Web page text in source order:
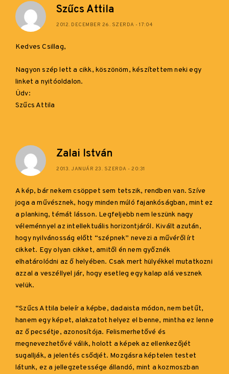
Szűcs Attila
2012. DECEMBER 26. SZERDA - 17:04
Kedves Csillag,
Nagyon szép lett a cikk, köszönöm, készítettem neki egy
linket a nyitóoldalon.
Üdv:
Szűcs Attila
Zalai István
2013. JANUÁR 23. SZERDA - 20:31
A kép, bár nekem csöppet sem tetszik, rendben van. Szíve
joga a művésznek, hogy minden múló fajankóságban, mint ez
a planking, témát lásson. Legfeljebb nem leszünk nagy
véleménnyel az intellektuális horizontjáról. Kivált azután,
hogy nyilvánosság előtt “szépnek” nevezi a művéről írt
cikket. Egy olyan cikket, amitől én nem győznék
elhatárolódni az ő helyében. Csak mert hülyékkel mutatkozni
azzal a veszéllyel jár, hogy esetleg egy kalap alá vesznek
velük.
“Szűcs Attila beleír a képbe, dadaista módon, nem betűt,
hanem egy képet, alakzatot helyez el benne, mintha ez lenne
az ő pecsétje, azonosítója. Felismerhetővé és
megnevezhetővé válik, holott a képek az ellenkezőjét
sugallják, a jelentés csődjét. Mozgásra képtelen testet
látunk, ez a jellegzetessége állandó, mint a kozmoszban